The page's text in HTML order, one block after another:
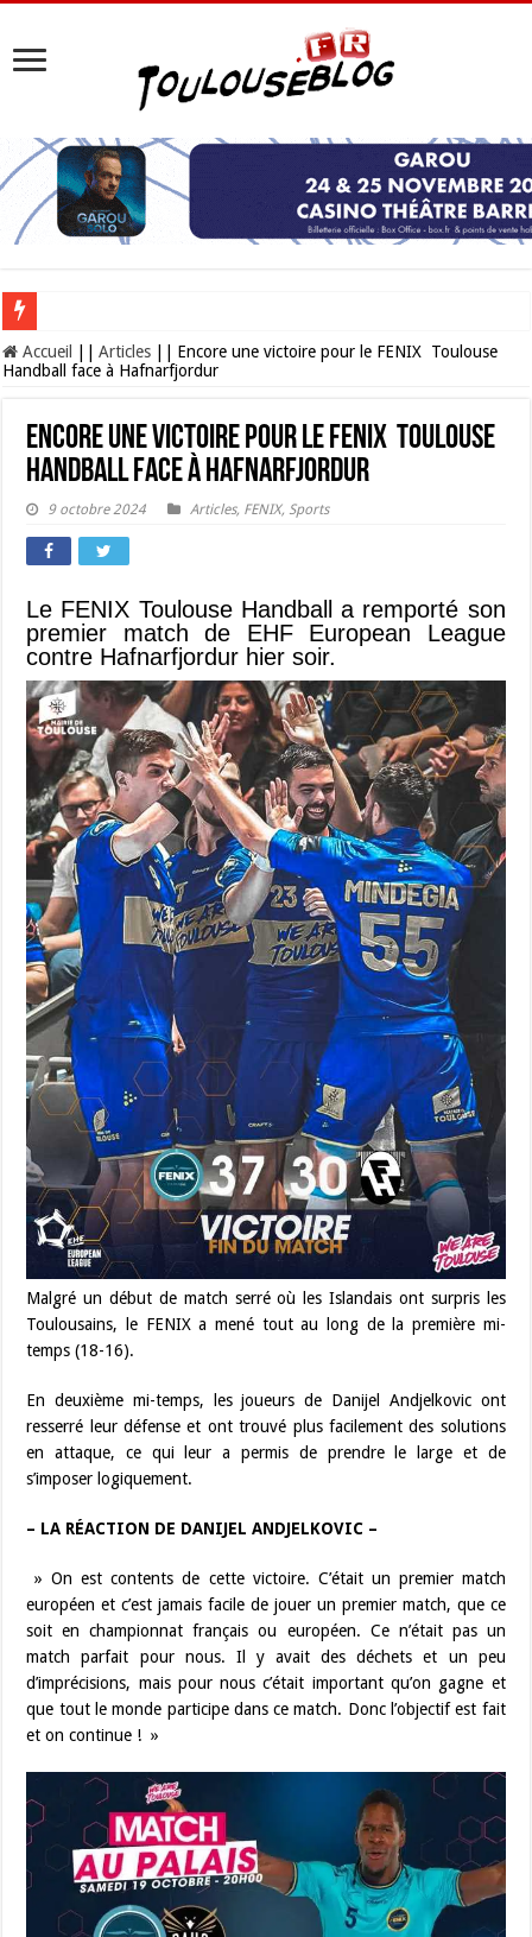
Les Nocturnes de la Cité de l’espace 2026 : l’événement incontournable de
Accueil Articles
Encore une victoire pour le FENIX Toulouse
Handball face à Hafnarfjordur
Encore une victoire pour le FENIX Toulouse
Handball face à Hafnarfjordur
9 octobre 2024 Articles, FENIX, Sports
Le FENIX Toulouse Handball a remporté son
premier match de EHF European League
contre Hafnarfjordur hier soir.
Malgré un début de match serré où les Islandais ont surpris les
Toulousains, le FENIX a mené tout au long de la première mi-
temps (18-16).
En deuxième mi-temps, les joueurs de Danijel Andjelkovic ont
resserré leur défense et ont trouvé plus facilement des solutions
en attaque, ce qui leur a permis de prendre le large et de
s’imposer logiquement.
– LA RÉACTION DE DANIJEL ANDJELKOVIC –
» On est contents de cette victoire. C’était un premier match
européen et c’est jamais facile de jouer un premier match, que ce
soit en championnat français ou européen. Ce n’était pas un
match parfait pour nous. Il y avait des déchets et un peu
d’imprécisions, mais pour nous c’était important qu’on gagne et
que tout le monde participe dans ce match. Donc l’objectif est fait
et on continue ! »